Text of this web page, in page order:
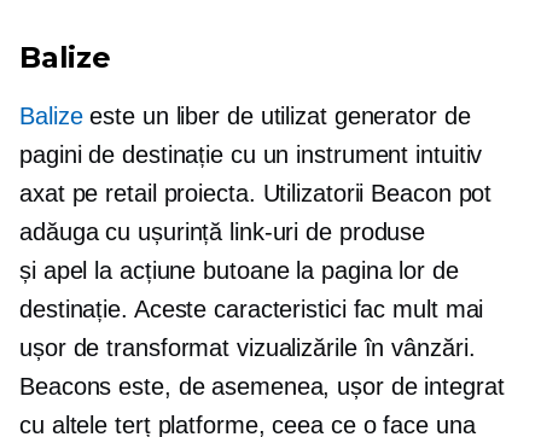
Balize
Balizeeste un liber de utilizatgenerator de
pagini de destinație cu un instrument intuitiv
axat pe retail proiecta. Utilizatorii Beacon pot
adăuga cu ușurință link-uri de produse
și apel la acțiune butoane la pagina lor de
destinație. Aceste caracteristici fac mult mai
ușor de transformat vizualizările în vânzări.
Beacons este, de asemenea, ușor de integrat
cu alteleterțplatforme, ceea ce o face una